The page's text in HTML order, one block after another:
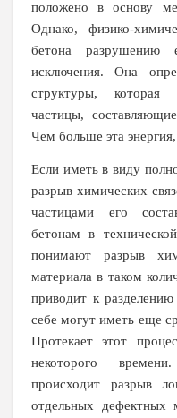
положено в основу
Однако, физико-
бетона разрушению
исключения. Она
структуры, которая
частицы,
Чем больше эта
Если иметь в виду
разрыв химических
частицами его
бетонам в
понимают разрыв
материала в таком
приводит к
себе могут иметь еще
Протекает этот
некоторого
происходит разрыв
отдельных дефектных